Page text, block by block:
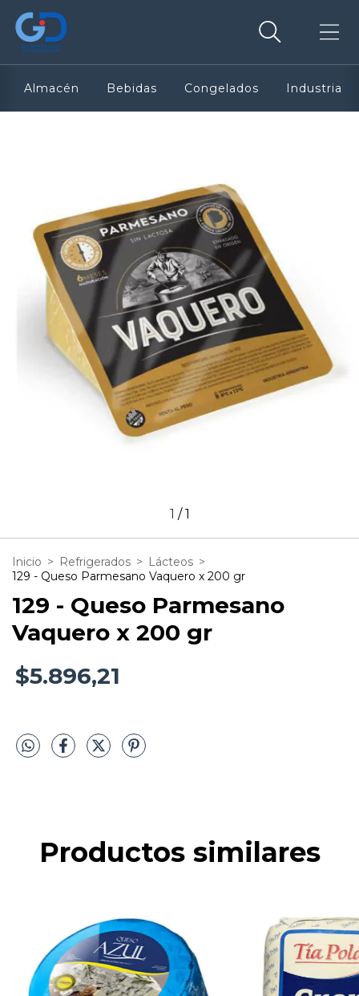
Almacén Bebidas Congelados Industria
1 /1
Inicio > Refrigerados > Lácteos >
129 - Queso Parmesano Vaquero x 200 gr
129 - Queso Parmesano
Vaquero x 200 gr
$5.896,21
Productos similares